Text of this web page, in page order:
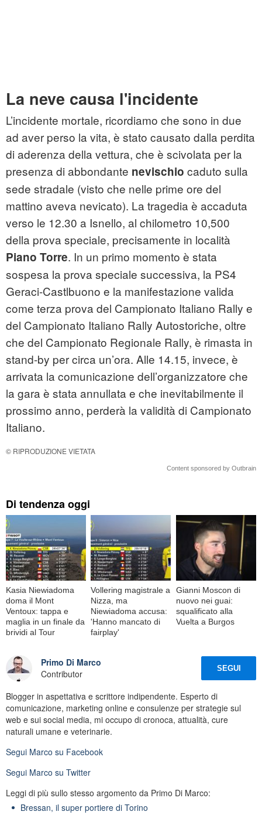
La neve causa l'incidente
L’incidente mortale, ricordiamo che sono in due
ad aver perso la vita, è stato causato dalla perdita
di aderenza della vettura, che è scivolata per la
presenza di abbondante nevischio caduto sulla
sede stradale (visto che nelle prime ore del
mattino aveva nevicato). La tragedia è accaduta
verso le 12.30 a Isnello, al chilometro 10,500
della prova speciale, precisamente in località
Piano Torre. In un primo momento è stata
sospesa la prova speciale successiva, la PS4
Geraci-Castlbuono e la manifestazione valida
come terza prova del Campionato Italiano Rally e
del Campionato Italiano Rally Autostoriche, oltre
che del Campionato Regionale Rally, è rimasta in
stand-by per circa un’ora. Alle 14.15, invece, è
arrivata la comunicazione dell’organizzatore che
la gara è stata annullata e che inevitabilmente il
prossimo anno, perderà la validità di Campionato
Italiano.
© RIPRODUZIONE VIETATA
Content sponsored by Outbrain
Di tendenza oggi
Kasia Niewiadoma
doma il Mont
Ventoux: tappa e
maglia in un finale da
brividi al Tour
Vollering magistrale a
Nizza, ma
Niewiadoma accusa:
'Hanno mancato di
fairplay'
Gianni Moscon di
nuovo nei guai:
squalificato alla
Vuelta a Burgos
Primo Di Marco
Contributor
SEGUI
Blogger in aspettativa e scrittore indipendente. Esperto di
comunicazione, marketing online e consulenze per strategie sul
web e sui social media, mi occupo di cronoca, attualità, cure
naturali umane e veterinarie.
Segui Marco su Facebook
Segui Marco su Twitter
Leggi di più sullo stesso argomento da Primo Di Marco:
Bressan, il super portiere di Torino